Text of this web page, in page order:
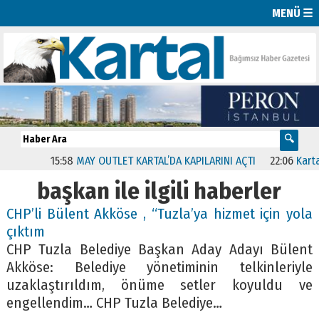
MENÜ ☰
15:58 MAY OUTLET KARTAL’DA KAPILARINI AÇTI 22:06
başkan ile ilgili haberler
CHP’li Bülent Akköse , “Tuzla’ya hizmet için yola
çıktım
CHP Tuzla Belediye Başkan Aday Adayı Bülent
Akköse: Belediye yönetiminin telkinleriyle
uzaklaştırıldım, önüme setler koyuldu ve
engellendim… CHP Tuzla Belediye…